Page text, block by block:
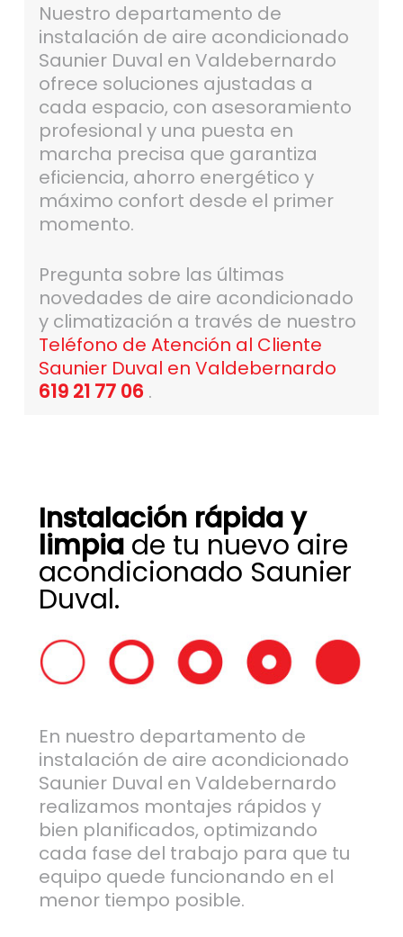
Nuestro departamento de
instalación de aire acondicionado
Saunier Duval en Valdebernardo
ofrece soluciones ajustadas a
cada espacio, con asesoramiento
profesional y una puesta en
marcha precisa que garantiza
eficiencia, ahorro energético y
máximo confort desde el primer
momento.
Pregunta sobre las últimas
novedades de aire acondicionado
y climatización a través de nuestro
Teléfono de Atención al Cliente
Saunier Duval en Valdebernardo
619 21 77 06 .
Instalación rápida y
limpiade tu nuevo aire
acondicionado Saunier
Duval.
En nuestro departamento de
instalación de aire acondicionado
Saunier Duval en Valdebernardo
realizamos montajes rápidos y
bien planificados, optimizando
cada fase del trabajo para que tu
equipo quede funcionando en el
menor tiempo posible.